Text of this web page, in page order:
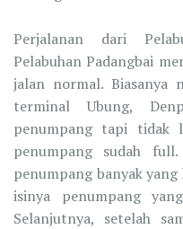
Perjalanan dari
Pelabuhan Padangbai
jalan normal.
terminal Ubung,
penumpang tapi tidak
penumpang sudah
penumpang banyak yang
isinya penumpang
Selanjutnya, setelah